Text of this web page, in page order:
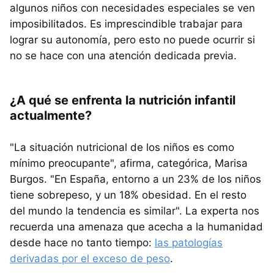
algunos niños con necesidades especiales se ven
imposibilitados. Es imprescindible trabajar para
lograr su autonomía, pero esto no puede ocurrir si
no se hace con una atención dedicada previa.
¿A qué se enfrenta la nutrición infantil
actualmente?
"La situación nutricional de los niños es como
mínimo preocupante", afirma, categórica, Marisa
Burgos. "En España, entorno a un 23% de los niños
tiene sobrepeso, y un 18% obesidad. En el resto
del mundo la tendencia es similar". La experta nos
recuerda una amenaza que acecha a la humanidad
desde hace no tanto tiempo: las patologías
derivadas por el exceso de peso.